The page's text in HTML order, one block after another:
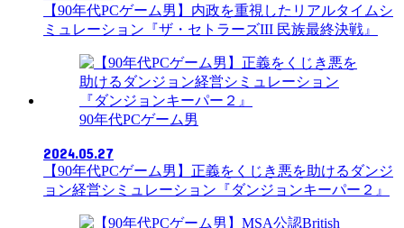
【90年代PCゲーム男】内政を重視したリアルタイムシ
ミュレーション『ザ・セトラーズIII 民族最終決戦』
90年代PCゲーム男
2024.05.27
【90年代PCゲーム男】正義をくじき悪を助けるダンジ
ョン経営シミュレーション『ダンジョンキーパー２』